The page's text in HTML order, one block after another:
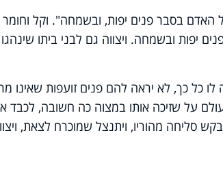
בסבר פנים יפות, ובשמחה". וקל וחומר
יפות ובשמחה. ויצווה גם לבני ביתו
כל כך, לא יראה להם פנים זועפות שאינו
על שזיכה אותו במצוה כה חשובה, לכבד
סליחה מהוריו, ויתנצל שמוכרח לצאת,